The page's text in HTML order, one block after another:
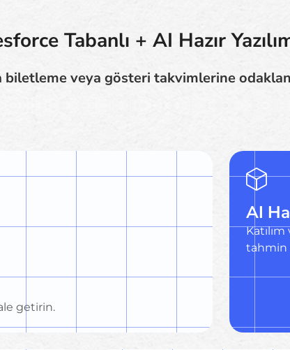
Tabanlı + AI Hazır
biletleme veya gösteri takvimlerine
getirin.
AI
tahmin